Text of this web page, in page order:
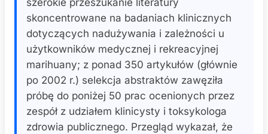
szerokie przeszukanie literatury
skoncentrowane na badaniach klinicznych
dotyczących nadużywania i zależności u
użytkowników medycznej i rekreacyjnej
marihuany; z ponad 350 artykułów (głównie
po 2002 r.) selekcja abstraktów zawęziła
próbę do poniżej 50 prac ocenionych przez
zespół z udziałem klinicysty i toksykologa
zdrowia publicznego. Przegląd wykazał, że